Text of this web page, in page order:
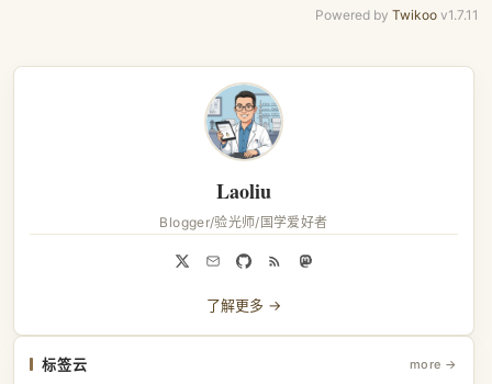
Powered by Twikoo v1.7.11
Laoliu
Blogger/验光师/国学爱好者
了解更多 →
标签云 more →